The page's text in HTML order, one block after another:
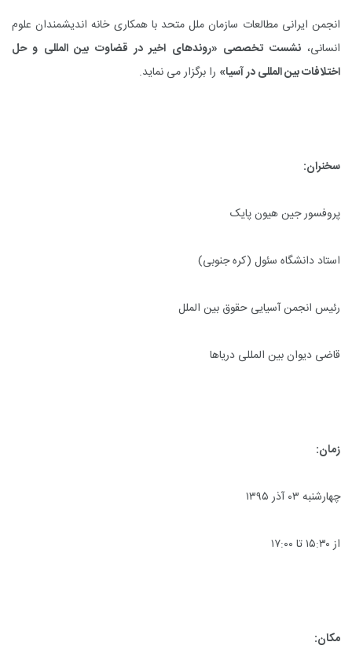
انجمن ایرانی مطالعات سازمان ملل متحد با همکاری خانه اندیشمندان علوم
انسانی،نشست تخصصی «روندهای اخیر در قضاوت بین المللی و حل
اختلافات بین المللی در آسیا» را برگزار می نماید.
سخنران:
پروفسور جین هیون پایک
استاد دانشگاه سئول (کره جنوبی)
رئیس انجمن آسیایی حقوق بین الملل
قاضی دیوان بین المللی دریاها
زمان:
چهارشنبه ۰۳ آذر ۱۳۹۵
از ۱۵:۳۰ تا ۱۷:۰۰
مکان: